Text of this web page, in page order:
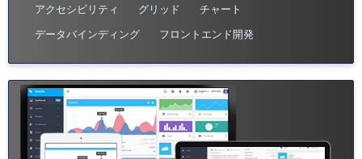
アクセシビリティ
グリッド
チャート
データバインディング
フロントエンド開発